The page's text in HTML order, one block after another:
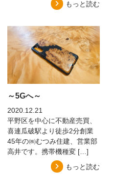
もっと読む
～5Gへ～
2020.12.21
平野区を中心に不動産売買、
喜連瓜破駅より徒歩2分創業
45年の㈱むつみ住建、営業部
高井です。携帯機種変 […]
もっと読む